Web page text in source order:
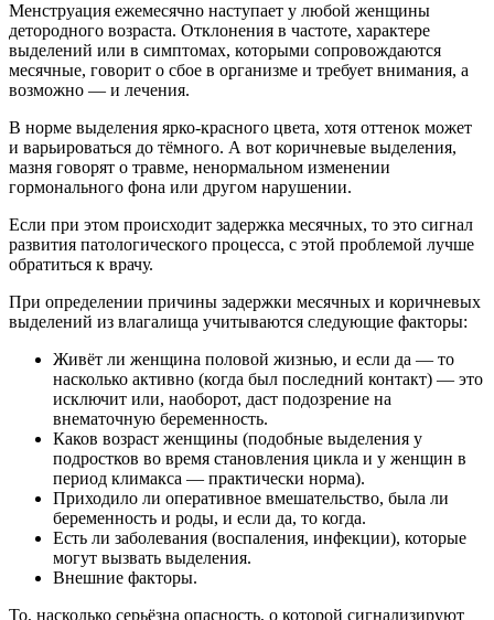
Менструация ежемесячно наступает у любой женщины
детородного возраста. Отклонения в частоте, характере
выделений или в симптомах, которыми сопровождаются
месячные, говорит о сбое в организме и требует внимания, а
возможно — и лечения.
В норме выделения ярко-красного цвета, хотя оттенок может
и варьироваться до тёмного. А вот коричневые выделения,
мазня говорят о травме, ненормальном изменении
гормонального фона или другом нарушении.
Если при этом происходит задержка месячных, то это сигнал
развития патологического процесса, с этой проблемой лучше
обратиться к врачу.
При определении причины задержки месячных и коричневых
выделений из влагалища учитываются следующие факторы:
Живёт ли женщина половой жизнью, и если да — то
насколько активно (когда был последний контакт) — это
исключит или, наоборот, даст подозрение на
внематочную беременность.
Каков возраст женщины (подобные выделения у
подростков во время становления цикла и у женщин в
период климакса — практически норма).
Приходило ли оперативное вмешательство, была ли
беременность и роды, и если да, то когда.
Есть ли заболевания (воспаления, инфекции), которые
могут вызвать выделения.
Внешние факторы.
То, насколько серьёзна опасность, о которой сигнализируют